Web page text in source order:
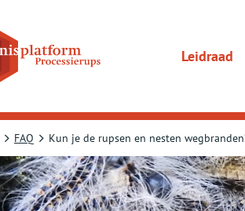
Leidraad
FAQ Kun je de rupsen en nesten